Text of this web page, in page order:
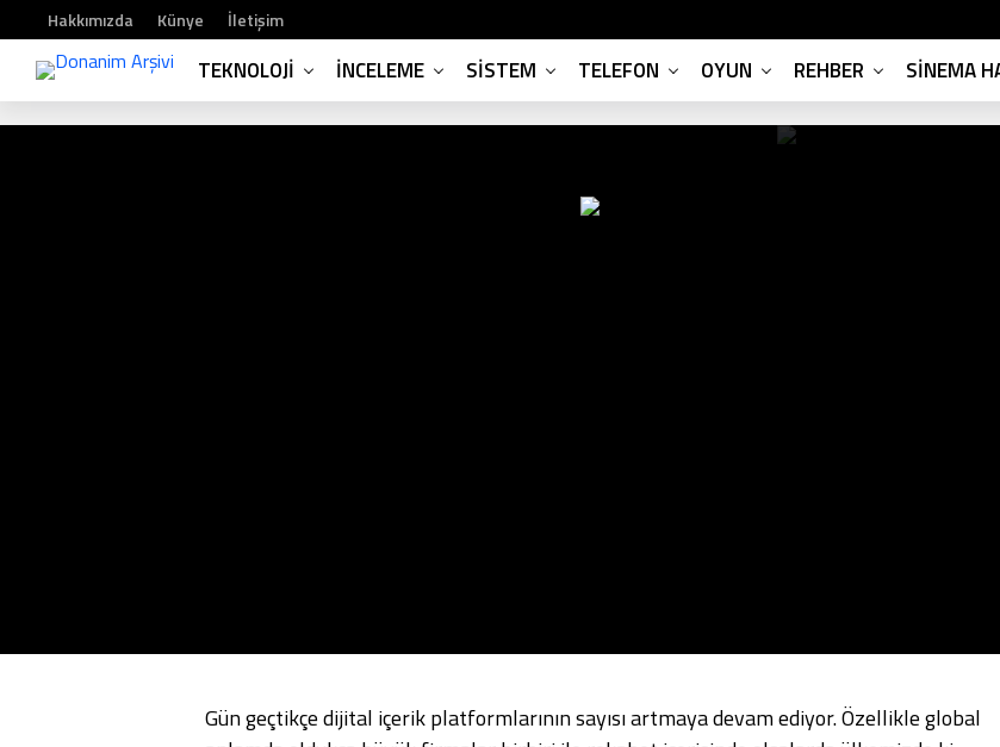
Hakkımızda Künye İletişim
TEKNOLOJI İNCELEME SISTEM TELEFON OYUN REHBER SINEMA
Gün geçtikçe dijital içerik platformlarının sayısı artmaya devam ediyor. Özellikle global